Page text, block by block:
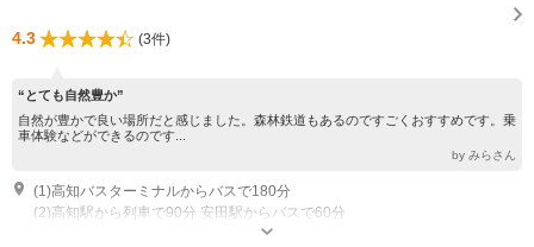
4.3 (3件)
“とても自然豊か”
自然が豊かで良い場所だと感じました。森林鉄道もあるのですごくおすすめです。乗
車体験などができるのです...
by みらさん
(1)高知バスターミナルからバスで180分
(2)高知駅から列車で90分 安田駅からバスで60分